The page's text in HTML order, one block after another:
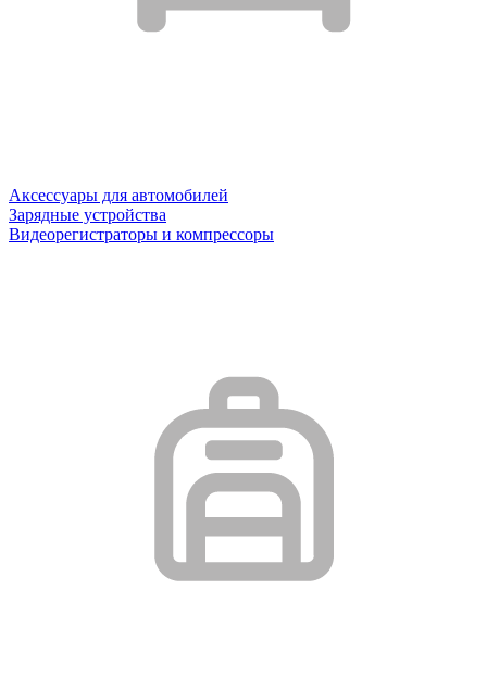
Аксессуары для автомобилей
Зарядные устройства
Видеорегистраторы и компрессоры